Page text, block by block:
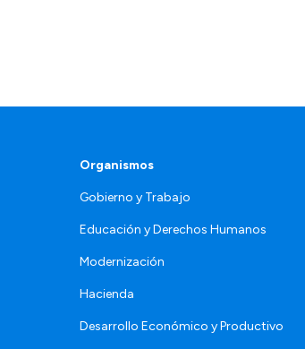
Organismos
Gobierno y Trabajo
Educación y Derechos Humanos
Modernización
Hacienda
Desarrollo Económico y Productivo